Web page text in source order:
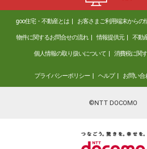
goo住宅・不動産とは お客さまご利用端末からの
物件に関するお問合せの流れ 情報提供元 不動
個人情報の取り扱いについて 消費税に関
プライバシーポリシー ヘルプ お問い合
©NTT DOCOMO